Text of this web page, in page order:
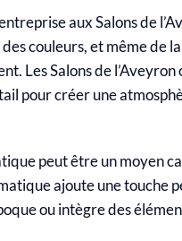
aux Salons de
couleurs, et même de
Les Salons de
pour créer une
peut être un moyen
ajoute une touche
ou intègre des